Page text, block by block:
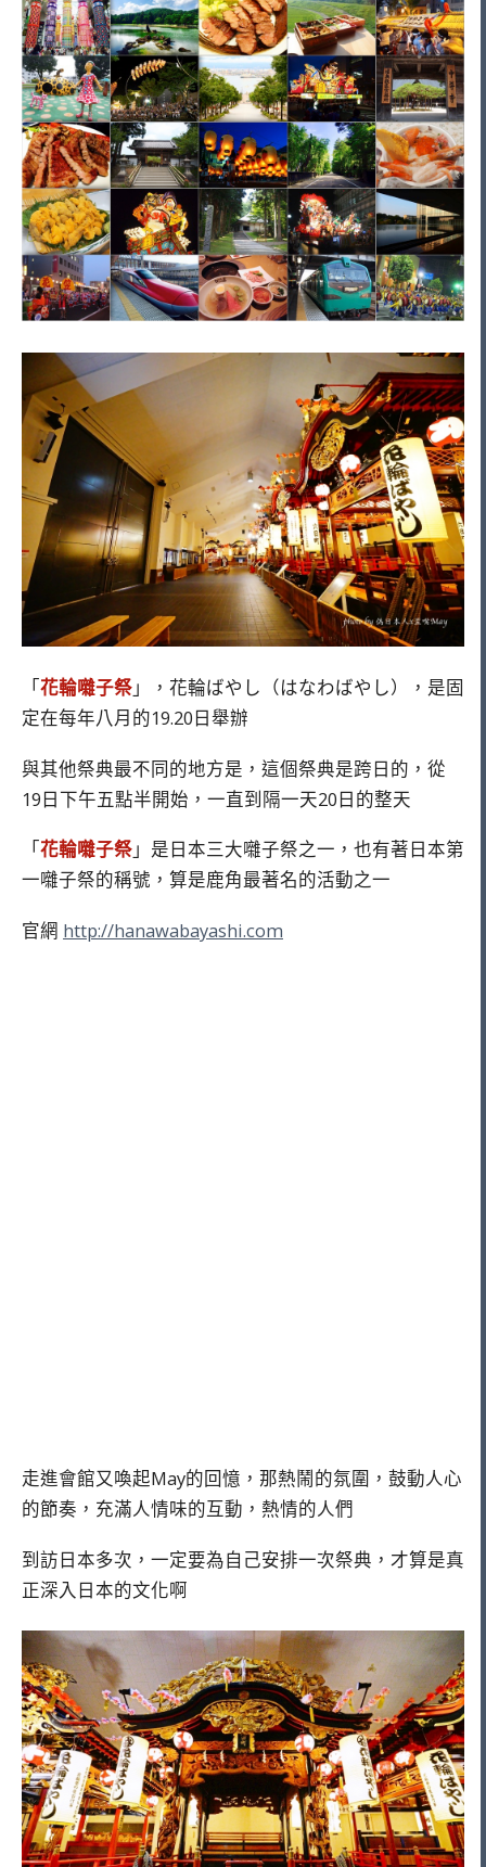
「花輪囃子祭」，花輪ばやし（はなわばやし），是固
定在每年八月的19.20日舉辦
與其他祭典最不同的地方是，這個祭典是跨日的，從
19日下午五點半開始，一直到隔一天20日的整天
「花輪囃子祭」是日本三大囃子祭之一，也有著日本第
一囃子祭的稱號，算是鹿角最著名的活動之一
官網 http://hanawabayashi.com
走進會館又喚起May的回憶，那熱鬧的氛圍，鼓動人心
的節奏，充滿人情味的互動，熱情的人們
到訪日本多次，一定要為自己安排一次祭典，才算是真
正深入日本的文化啊